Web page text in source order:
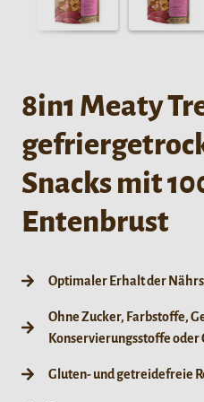
8in1 Meaty
Snacks mit
Entenbrust
Optimaler Erhalt der
Ohne Zucker, Farbstoffe,
Konservierungsstoffe oder
Gluten- und getreidefreie